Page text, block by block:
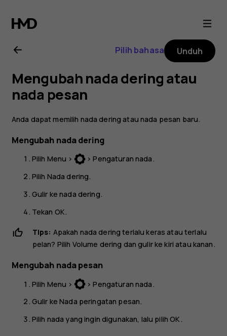
Buku
petunjuk
Nokia
130
2017
Pilih bahasa Unduh
Mengubah nada dering atau
nada pesan
Anda dapat memilih nada dering atau nada pesan baru.
Mengubah nada dering
Pilih Menu > >Pengaturan nada.
Pilih Nada dering.
Gulir ke nada dering.
Tekan OK.
Tips: Apakah nada dering terlalu keras atau terlalu
pelan? Pilih Volume dering dan gulir ke kiri atau kanan.
Mengubah nada pesan
Pilih Menu > >Pengaturan nada .
Gulir keNada peringatan pesan.
Pilih nada yang ingin digunakan, lalu pilihOK.